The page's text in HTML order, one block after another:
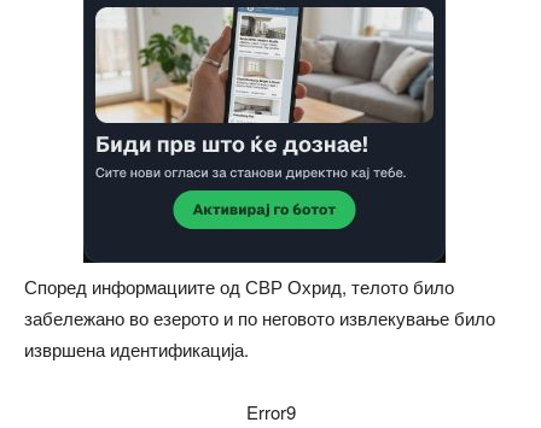
Според информациите од СВР Охрид, телото било
забележано во езерото и по неговото извлекување било
извршена идентификација.
Error9